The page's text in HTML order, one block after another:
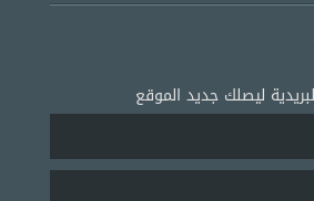
ليصلك جديد الموقع